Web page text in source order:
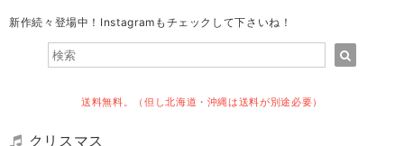
新作続々登場中！Instagramもチェックして下さいね！
送料無料。（但し北海道・沖縄は送料が別途必要）
クリスマス